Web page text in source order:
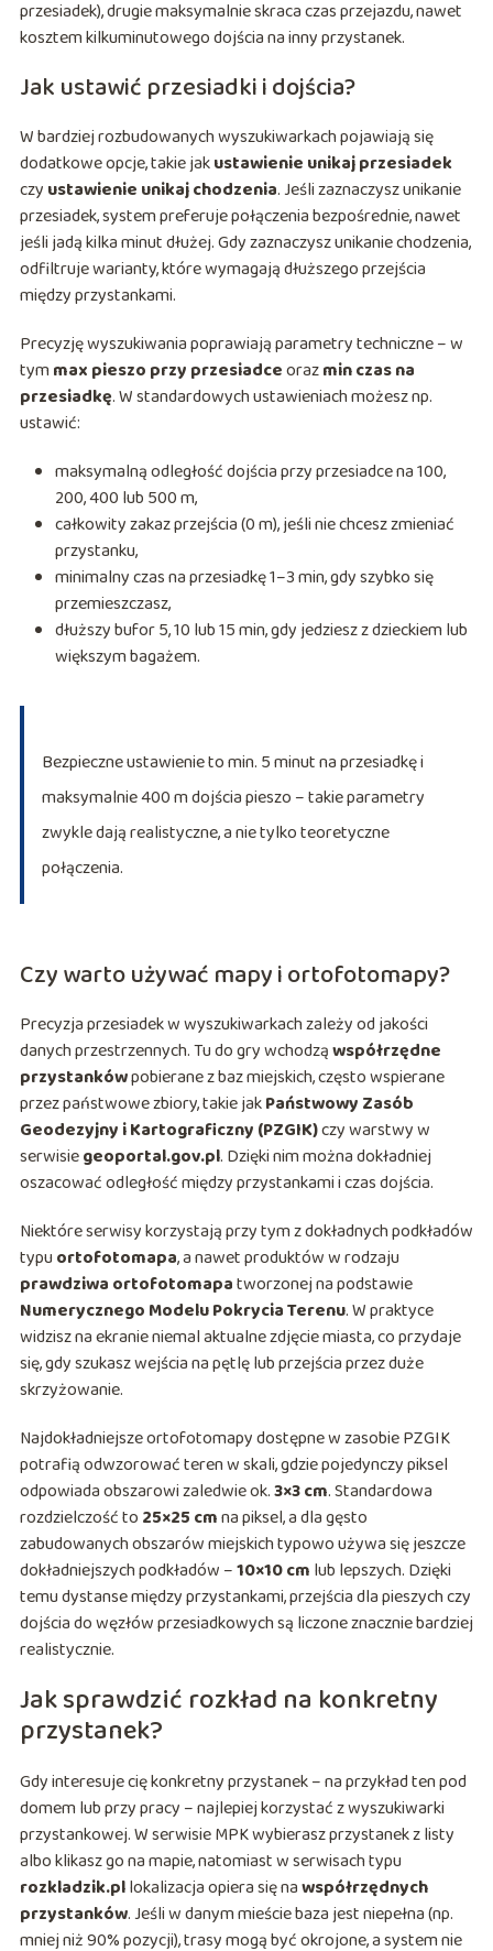
przesiadek), drugie maksymalnie skraca czas przejazdu, nawet
kosztem kilkuminutowego dojścia na inny przystanek.
Jak ustawić przesiadki i dojścia?
W bardziej rozbudowanych wyszukiwarkach pojawiają się
dodatkowe opcje, takie jakustawienie unikaj przesiadek
czy ustawienie unikaj chodzenia. Jeśli zaznaczysz unikanie
przesiadek, system preferuje połączenia bezpośrednie, nawet
jeśli jadą kilka minut dłużej. Gdy zaznaczysz unikanie chodzenia,
odfiltruje warianty, które wymagają dłuższego przejścia
między przystankami.
Precyzję wyszukiwania poprawiają parametry techniczne – w
tymmax pieszo przy przesiadceorazmin czas na
przesiadkę. W standardowych ustawieniach możesz np.
ustawić:
maksymalną odległość dojścia przy przesiadce na 100,
200, 400 lub 500 m,
całkowity zakaz przejścia (0 m), jeśli nie chcesz zmieniać
przystanku,
minimalny czas na przesiadkę 1–3 min, gdy szybko się
przemieszczasz,
dłuższy bufor 5, 10 lub 15 min, gdy jedziesz z dzieckiem lub
większym bagażem.
Bezpieczne ustawienie to min. 5 minut na przesiadkę i
maksymalnie 400 m dojścia pieszo – takie parametry
zwykle dają realistyczne, a nie tylko teoretyczne
połączenia.
Czy warto używać mapy i ortofotomapy?
Precyzja przesiadek w wyszukiwarkach zależy od jakości
danych przestrzennych. Tu do gry wchodząwspółrzędne
przystankówpobierane z baz miejskich, często wspierane
przez państwowe zbiory, takie jakPaństwowy Zasób
Geodezyjny i Kartograficzny (PZGIK)czy warstwy w
serwisiegeoportal.gov.pl. Dzięki nim można dokładniej
oszacować odległość między przystankami i czas dojścia.
Niektóre serwisy korzystają przy tym z dokładnych podkładów
typuortofotomapa, a nawet produktów w rodzaju
prawdziwa ortofotomapatworzonej na podstawie
Numerycznego Modelu Pokrycia Terenu. W praktyce
widzisz na ekranie niemal aktualne zdjęcie miasta, co przydaje
się, gdy szukasz wejścia na pętlę lub przejścia przez duże
skrzyżowanie.
Najdokładniejsze ortofotomapy dostępne w zasobie PZGIK
potrafią odwzorować teren w skali, gdzie pojedynczy piksel
odpowiada obszarowi zaledwie ok.3×3 cm. Standardowa
rozdzielczość to 25×25 cmna piksel, a dla gęsto
zabudowanych obszarów miejskich typowo używa się jeszcze
dokładniejszych podkładów –10×10 cm lub lepszych. Dzięki
temu dystanse między przystankami, przejścia dla pieszych czy
dojścia do węzłów przesiadkowych są liczone znacznie bardziej
realistycznie.
Jak sprawdzić rozkład na konkretny
przystanek?
Gdy interesuje cię konkretny przystanek – na przykład ten pod
domem lub przy pracy – najlepiej korzystać z wyszukiwarki
przystankowej. W serwisie MPK wybierasz przystanek z listy
albo klikasz go na mapie, natomiast w serwisach typu
rozkladzik.pllokalizacja opiera się nawspółrzędnych
przystanków. Jeśli w danym mieście baza jest niepełna (np.
mniej niż 90% pozycji), trasy mogą być okrojone, a system nie